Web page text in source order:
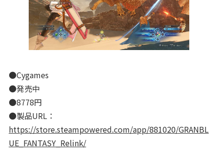
●Cygames
●発売中
●8778円
●製品URL：
https://store.steampowered.com/app/881020/GRANBL
UE_FANTASY_Relink/